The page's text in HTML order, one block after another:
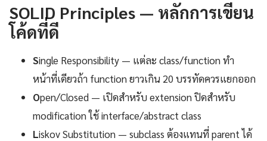
SOLID Principles — หลักการเขียน
โค้ดที่ดี
Single Responsibility — แต่ละ class/function ทำ
หน้าที่เดียวถ้า function ยาวเกิน 20 บรรทัดควรแยกออก
Open/Closed — เปิดสำหรับ extension ปิดสำหรับ
modification ใช้ interface/abstract class
Liskov Substitution — subclass ต้องแทนที่ parent ได้